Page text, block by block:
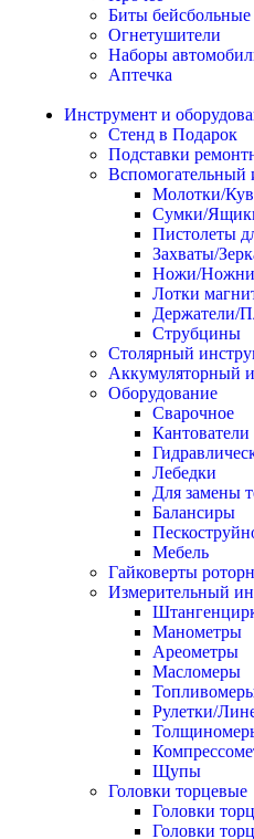
Биты бейсбольные
Огнетушители
Наборы
Аптечка
Инструмент и
Стенд в Подарок
Подставки
Вспомогательный
Молотки/
Сумки/
Пистолеты
Захваты/
Ножи/
Лотки
Держатели/
Струбцины
Столярный
Аккумуляторный
Оборудование
Сварочное
Кантователи
Лебедки
Для замены
Балансиры
Мебель
Гайковерты
Измерительный
Манометры
Ареометры
Масломеры
Рулетки/
Щупы
Головки торцевые
Головки
Головки